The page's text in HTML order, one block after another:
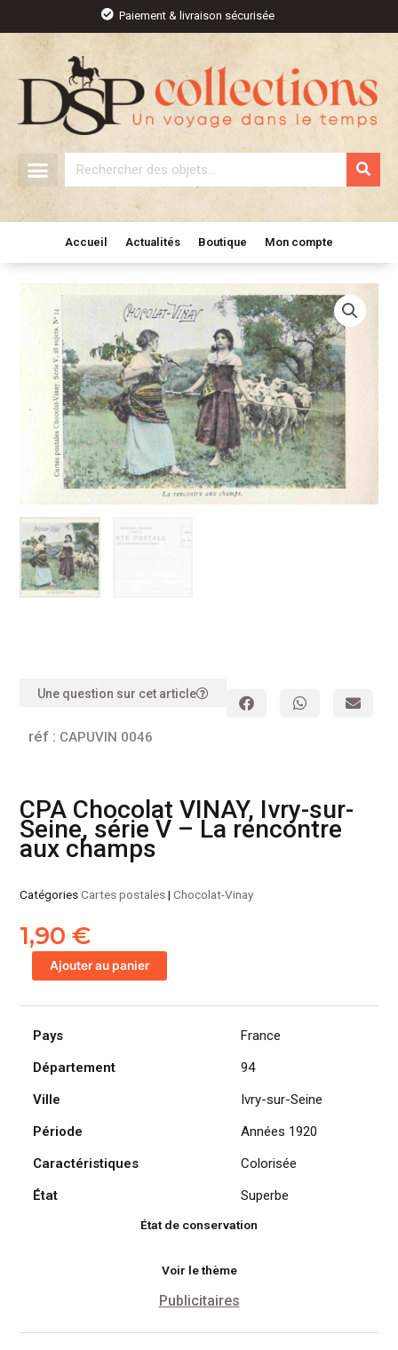
contenu
Paiement & livraison sécurisée
Rechercher
Accueil Actualités Boutique Mon compte
Une question sur cet article
réf : CAPUVIN 0046
CPA Chocolat VINAY, Ivry-sur-
Seine, série V – La rencontre
aux champs
CatégoriesCartes postales|Chocolat-Vinay
1,90€
quantité
de
VINAY,
Seine,
rencontre
Ajouter au panier
Pays
France
Département
94
Ville
Ivry-sur-Seine
Période
Années 1920
Caractéristiques
Colorisée
État
Superbe
État de conservation
Voir le thème
Publicitaires